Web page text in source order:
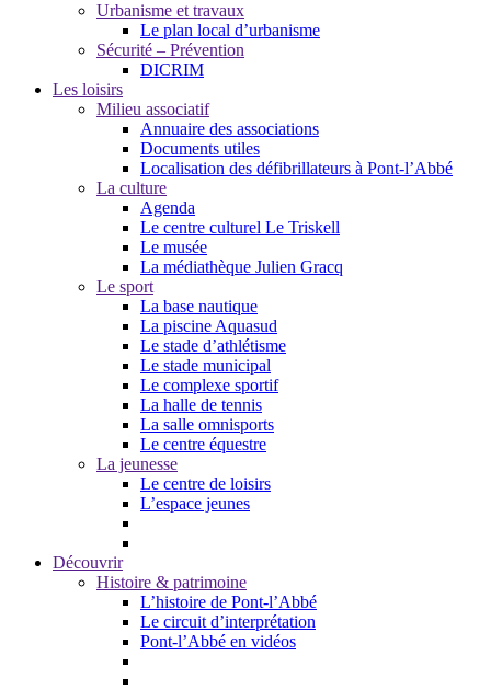
Urbanisme et travaux
Le plan local d’urbanisme
Sécurité – Prévention
DICRIM
Les loisirs
Milieu associatif
Annuaire des associations
Documents utiles
Localisation des défibrillateurs à Pont-l’Abbé
La culture
Agenda
Le centre culturel Le Triskell
Le musée
La médiathèque Julien Gracq
Le sport
La base nautique
La piscine Aquasud
Le stade d’athlétisme
Le stade municipal
Le complexe sportif
La halle de tennis
La salle omnisports
Le centre équestre
La jeunesse
Le centre de loisirs
L’espace jeunes
Découvrir
Histoire & patrimoine
L’histoire de Pont-l’Abbé
Le circuit d’interprétation
Pont-l’Abbé en vidéos